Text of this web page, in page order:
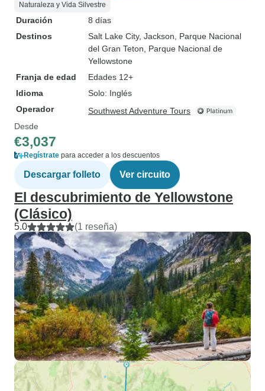
Naturaleza y Vida Silvestre
Duración
8 días
Destinos
Salt Lake City, Jackson , Parque Nacional
del Gran Teton , Parque Nacional de
Yellowstone
Franja de edad
Edades 12+
Idioma
Solo: Inglés
Operador
Southwest Adventure Tours
Desde
€3,037
Regístrate para acceder a los descuentos
Descargar folleto Ver circuito
El descubrimiento de Yellowstone
(Clásico)
5.0 (1 reseña)